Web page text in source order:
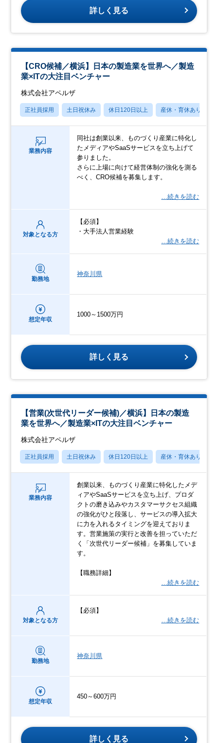
詳しく見る
【CRO候補／横浜】日本の製造業を世界へ／製造
業×ITの大注目ベンチャー
株式会社アペルザ
正社員採用 土日祝休み 休日120日以上 産休・育休あり
業務内容
同社は創業以来、ものづくり産業に特化し
たメディアやSaaSサービスを立ち上げて
参りました。
さらに上場に向けて経営体制の強化を測る
べく、CRO候補を募集します。
…続きを読む
対象となる方
【必須】
・大手法人営業経験
…続きを読む
勤務地
神奈川県
想定年収
1000～1500万円
詳しく見る
【営業(次世代リーダー候補)／横浜】日本の製造
業を世界へ／製造業×ITの大注目ベンチャー
株式会社アペルザ
正社員採用 土日祝休み 休日120日以上 産休・育休あり
業務内容
創業以来、ものづくり産業に特化したメデ
ィアやSaaSサービスを立ち上げ、プロダ
クトの磨き込みやカスタマーサクセス組織
の強化がひと段落し、サービスの導入拡大
に力を入れるタイミングを迎えておりま
す。営業施策の実行と改善を担っていただ
く「次世代リーダー候補」を募集していま
す。
【職務詳細】
…続きを読む
対象となる方
【必須】
…続きを読む
勤務地
神奈川県
想定年収
450～600万円
詳しく見る